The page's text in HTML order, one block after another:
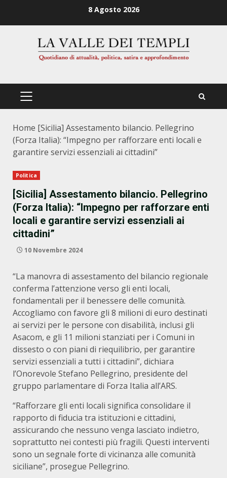
8 Agosto 2026
PRIMÄRES
Home [Sicilia] Assestamento bilancio. Pellegrino
(Forza Italia): “Impegno per rafforzare enti locali e
garantire servizi essenziali ai cittadini”
Politica
[Sicilia] Assestamento bilancio. Pellegrino
(Forza Italia): “Impegno per rafforzare enti
locali e garantire servizi essenziali ai
cittadini”
10 Novembre 2024
“La manovra di assestamento del bilancio regionale
conferma l’attenzione verso gli enti locali,
fondamentali per il benessere delle comunità.
Accogliamo con favore gli 8 milioni di euro destinati
ai servizi per le persone con disabilità, inclusi gli
Asacom, e gli 11 milioni stanziati per i Comuni in
dissesto o con piani di riequilibrio, per garantire
servizi essenziali a tutti i cittadini”, dichiara
l’Onorevole Stefano Pellegrino, presidente del
gruppo parlamentare di Forza Italia all’ARS.
“Rafforzare gli enti locali significa consolidare il
rapporto di fiducia tra istituzioni e cittadini,
assicurando che nessuno venga lasciato indietro,
soprattutto nei contesti più fragili. Questi interventi
sono un segnale forte di vicinanza alle comunità
siciliane”, prosegue Pellegrino.